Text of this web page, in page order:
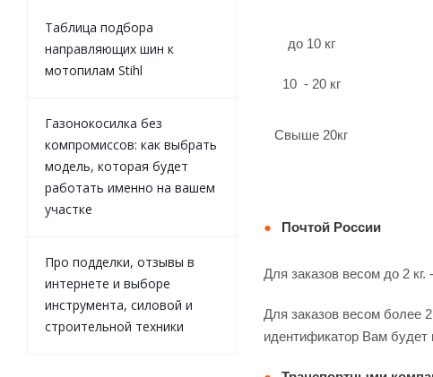
до 10 кг
10 - 20 кг
Свыше 20кг
Почтой России
Для заказов весом до 2 кг.
Для заказов весом более
идентификатор Вам будет
Таблица подбора
направляющих шин к
мотопилам Stihl
Газонокосилка без
компромиссов: как выбрать
модель, которая будет
работать именно на вашем
участке
Про подделки, отзывы в
интернете и выборе
инструмента, силовой и
строительной техники